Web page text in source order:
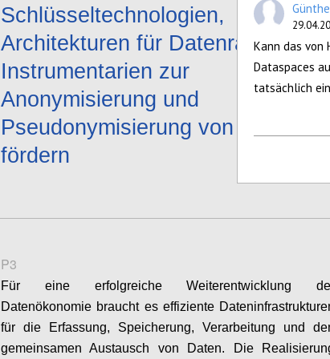
Schlüsseltechnologien,
Architekturen für Datenräume und
Instrumentarien zur
Anonymisierung und
Pseudonymisierung von Daten
fördern
P3
Für eine erfolgreiche Weiterentwicklung
Datenökonomie braucht es effiziente
für die Erfassung, Speicherung, Verarbeitung und
gemeinsamen Austausch von Daten. Die
Kann das von
Dataspaces
tatsächlich